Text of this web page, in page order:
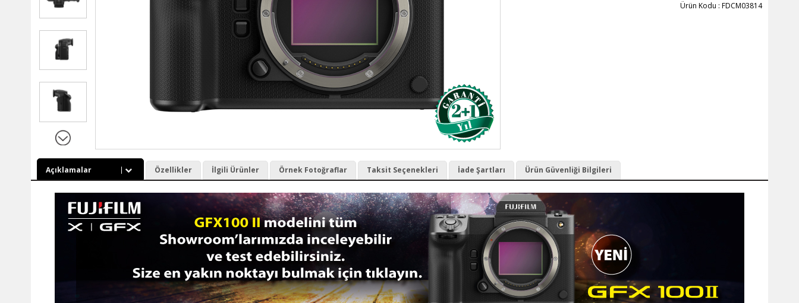
Ürün Kodu : FDCM03814
Açıklamalar Özellikler İlgili Ürünler Örnek Fotoğraflar Taksit Seçenekleri İade Şartları Ürün Güvenliği Bilgileri